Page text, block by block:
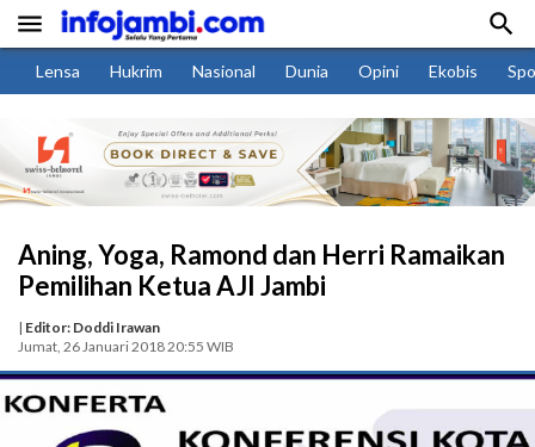
 
Lensa Hukrim Nasional Dunia Opini Ekobis
Aning, Yoga, Ramond dan Herri Ramaikan
Pemilihan Ketua AJI Jambi
| Editor: Doddi Irawan
Jumat, 26 Januari 2018 20:55 WIB